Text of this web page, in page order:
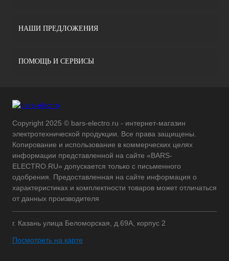
НАШИ ПРЕДЛОЖЕНИЯ
ПОМОЩЬ И СЕРВИСЫ
Copyright 2025 © bars-electro.ru - интернет-магазин
электротехнической продукции. Все права защищены.
Копирование и использование в коммерческих целях
информации представленной на сайте «BARS-
ELECTRO.RU» допускается только с письменного
одобрения. Предоставленная на сайте информация о
характеристиках и комплектности товаров может отличаться
от данных производителя
г. Казань улица Беломорская, д.69А, корпус 2
Посмотреть на карте